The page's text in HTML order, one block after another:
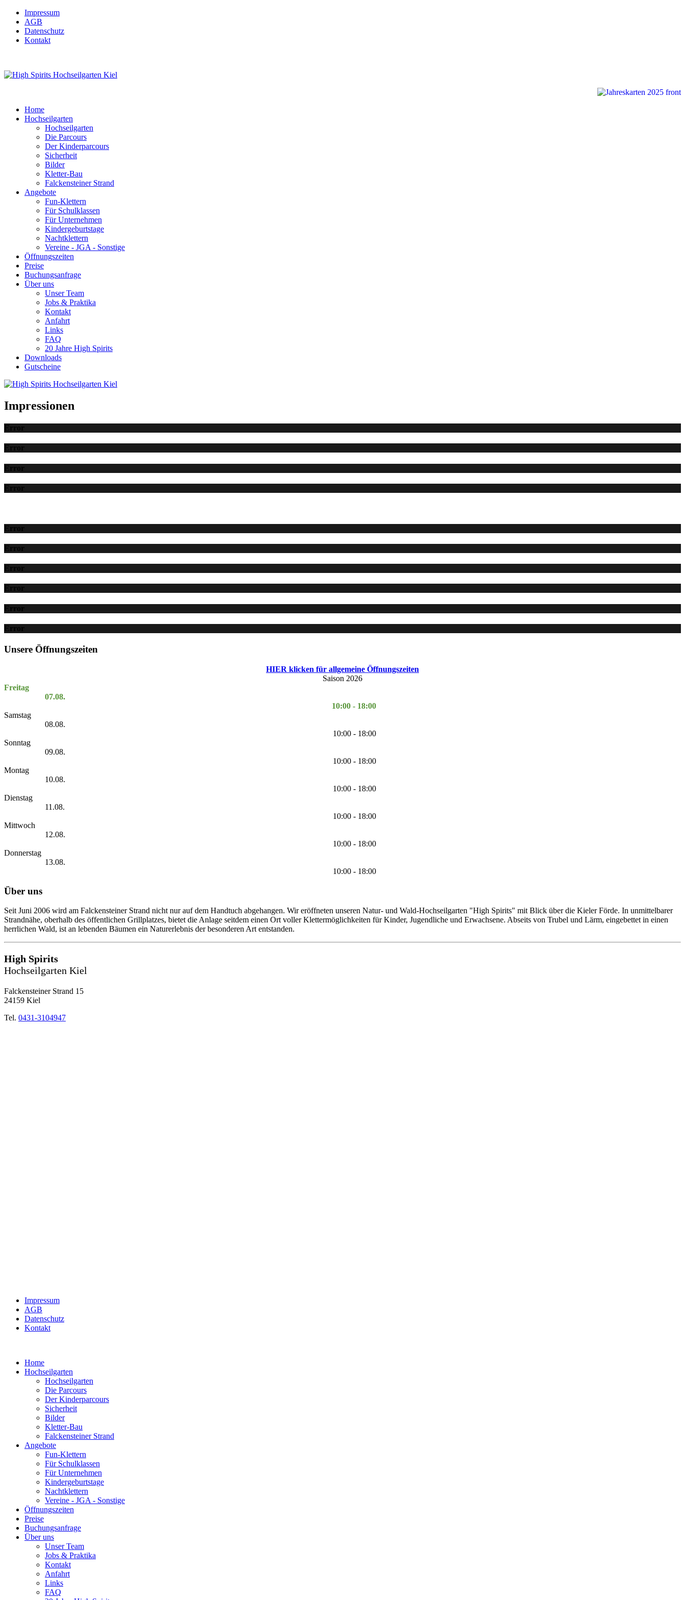
Impressum
AGB
Datenschutz
Kontakt
Home
Hochseilgarten
Hochseilgarten
Die Parcours
Der Kinderparcours
Sicherheit
Bilder
Kletter-Bau
Falckensteiner Strand
Angebote
Fun-Klettern
Für Schulklassen
Für Unternehmen
Kindergeburtstage
Nachtklettern
Vereine - JGA - Sonstige
Öffnungszeiten
Preise
Buchungsanfrage
Über uns
Unser Team
Jobs & Praktika
Kontakt
Anfahrt
Links
FAQ
20 Jahre High Spirits
Downloads
Gutscheine
Impressionen
Error
Error
Error
Error
Error
Error
Error
Error
Error
Error
Unsere Öffnungszeiten
HIER klicken für allgemeine Öffnungszeiten
Saison 2026
Freitag
07.08.
10:00 - 18:00
Samstag
08.08.
10:00 - 18:00
Sonntag
09.08.
10:00 - 18:00
Montag
10.08.
10:00 - 18:00
Dienstag
11.08.
10:00 - 18:00
Mittwoch
12.08.
10:00 - 18:00
Donnerstag
13.08.
10:00 - 18:00
Über uns
Seit Juni 2006 wird am Falckensteiner Strand nicht nur auf dem Handtuch abgehangen. Wir eröffneten unseren Natur- und Wald-Hochseilgarten "High Spirits" mit Blick über die Kieler Förde. In unmittelbarer
Strandnähe, oberhalb des öffentlichen Grillplatzes, bietet die Anlage seitdem einen Ort voller Klettermöglichkeiten für Kinder, Jugendliche und Erwachsene. Abseits von Trubel und Lärm, eingebettet in einen
herrlichen Wald, ist an lebenden Bäumen ein Naturerlebnis der besonderen Art entstanden.
High Spirits
Hochseilgarten Kiel
Falckensteiner Strand 15
24159 Kiel
Tel. 0431-3104947
Impressum
AGB
Datenschutz
Kontakt
Home
Hochseilgarten
Hochseilgarten
Die Parcours
Der Kinderparcours
Sicherheit
Bilder
Kletter-Bau
Falckensteiner Strand
Angebote
Fun-Klettern
Für Schulklassen
Für Unternehmen
Kindergeburtstage
Nachtklettern
Vereine - JGA - Sonstige
Öffnungszeiten
Preise
Buchungsanfrage
Über uns
Unser Team
Jobs & Praktika
Kontakt
Anfahrt
Links
FAQ